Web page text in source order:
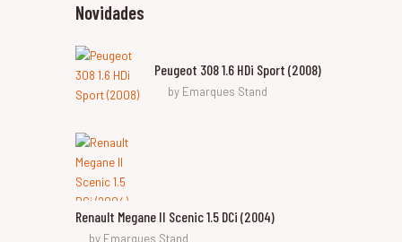
Novidades
Peugeot 308 1.6 HDi Sport (2008)
by Emarques Stand
Renault Megane II Scenic 1.5 DCi (2004)
by Emarques Stand